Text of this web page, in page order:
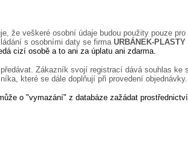
že veškeré osobní údaje budou použity pouze
s osobními daty se firma URBÁNEK-PLASTY
cizí osobě a to ani za úplatu ani zdarma.
Zákazník svojí registrací dává souhlas ke
které se dále doplňují při provedení objednávky.
o "vymazání" z databáze zažádat